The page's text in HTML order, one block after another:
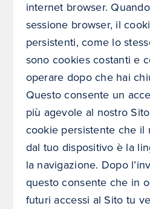
internet browser.
sessione browser, il
persistenti, come lo
sono cookies costanti e
operare dopo che hai
Questo consente un
più agevole al nostro
cookie persistente che il
dal tuo dispositivo è la
la navigazione. Dopo
questo consente che in
futuri accessi al Sito tu